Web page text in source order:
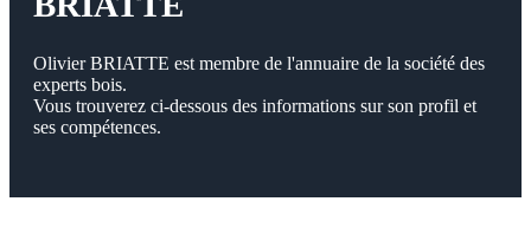
Olivier BRIATTE est membre de l'annuaire de la société des
experts bois.
Vous trouverez ci-dessous des informations sur son profil et
ses compétences.